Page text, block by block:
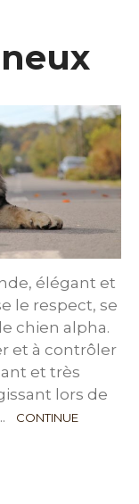
élégant et
le respect, se
chien alpha.
et à contrôler
et très
lors de
CONTINUE